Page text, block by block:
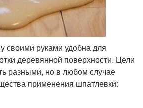
своими руками удобна для
деревянной поверхности. Цели
разными, но в любом случае
применения шпатлевки: